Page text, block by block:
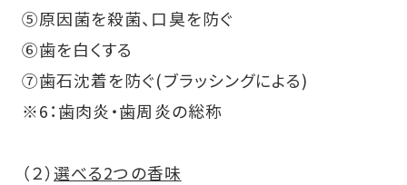
⑤原因菌を殺菌、口臭を防ぐ
⑥歯を白くする
⑦歯石沈着を防ぐ(ブラッシングによる)
※6：歯肉炎・歯周炎の総称
（２）選べる2つの香味